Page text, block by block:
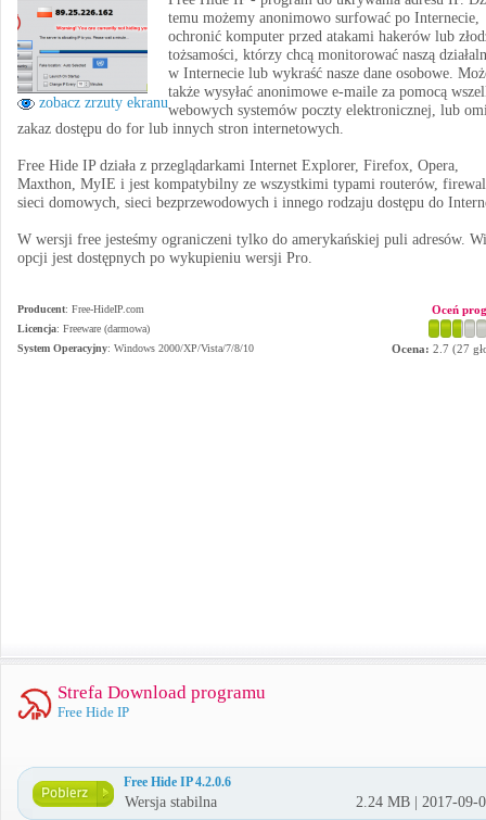
zobacz zrzuty ekranu
temu możemy anonimowo surfować po Internecie,
ochronić komputer przed atakami hakerów lub
tożsamości, którzy chcą monitorować naszą
w Internecie lub wykraść nasze dane osobowe.
także wysyłać anonimowe e-maile za pomocą
webowych systemów poczty elektronicznej, lub
zakaz dostępu do for lub innych stron internetowych.
Free Hide IP działa z przeglądarkami Internet Explorer, Firefox, Opera,
Maxthon, MyIE i jest kompatybilny ze wszystkimi typami routerów,
sieci domowych, sieci bezprzewodowych i innego rodzaju dostępu do
W wersji free jesteśmy ograniczeni tylko do amerykańskiej puli adresów.
opcji jest dostępnych po wykupieniu wersji Pro.
Producent: Free-HideIP.com
Licencja: Freeware (darmowa)
System Operacyjny: Windows 2000/XP/Vista/7/8/10
Oceń
Ocena: 2.7 (27
Strefa Download programu
Free Hide IP
Free Hide IP 4.2.0.6
Wersja stabilna 2.24 MB | 2017-09-